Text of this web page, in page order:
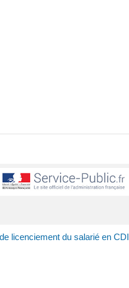
licenciement du salarié en CDI